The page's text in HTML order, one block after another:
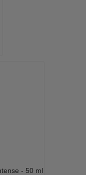
- 50 ml